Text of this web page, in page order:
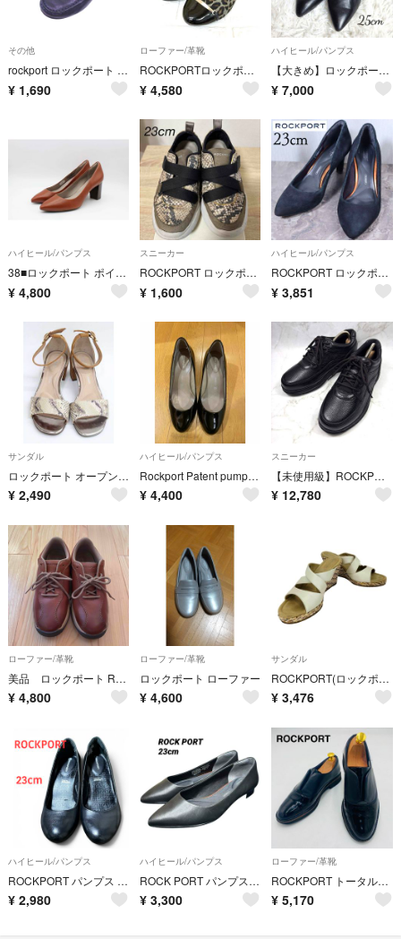
その他
rockport ロックポート ADIPRENE by adidas レザー スリッポン シューズ size22.5ｃｍ/濃紺 ■■ レディース
¥ 1,690
ローファー/革靴
ROCKPORTロックポート グレー系ヒョウ柄フラット パンプスエナメル22.5
¥ 4,580
ハイヒール/パンプス
【大きめ】ロックポート トータルモーション ポインテッドトゥ パンプス 黒
¥ 7,000
ハイヒール/パンプス
38■ロックポート ポインテッドパンプス(25.5ｃｍ)超美品
¥ 4,800
スニーカー
ROCKPORT ロックポート スニーカー 23cm ウォーキングシューズ
¥ 1,600
ハイヒール/パンプス
ROCKPORT ロックポート 23 パンプス スエード ポインテッドトゥ 黒
¥ 3,851
サンダル
ロックポート オープントゥサンダル レディース ベージュ×メタル【中古】【新入荷】≪
¥ 2,490
ハイヒール/パンプス
Rockport Patent pumps (black)
¥ 4,400
スニーカー
【未使用級】ROCKPORT ロックポート ワールドツアークラシック 24.5
¥ 12,780
ローファー/革靴
美品 ロックポート ROCKPORT オープンロード タコニック 23cm
¥ 4,800
ローファー/革靴
ロックポート ローファー
¥ 4,600
サンダル
ROCKPORT(ロックポート) ウェッジソールサンダル レディース シューズ
¥ 3,476
ハイヒール/パンプス
ROCKPORT パンプス 23cm ブラック adIPRENE ヒール5cm
¥ 2,980
ハイヒール/パンプス
ROCK PORT パンプス ポインテッドトゥ ブラック 23cm
¥ 3,300
ローファー/革靴
ROCKPORT トータルモーション 24cm 黒 レザー パテント ローファー
¥ 5,170